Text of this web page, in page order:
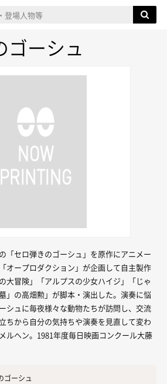
ゴーシュ
「セロ弾きのゴーシュ」を原作にアニメー
オープロダクション」が企画して自主製作
大冒険」「アルプスの少女ハイジ」「じゃ
」の高畑勲」が脚本・演出した。演奏に悩
シュに毎夜様々な動物たちが訪問し、交流
ちから自分の気持ちや演奏を見直して変わ
ルヘン。1981年度毎日映画コンクール大藤
ゴーシュ